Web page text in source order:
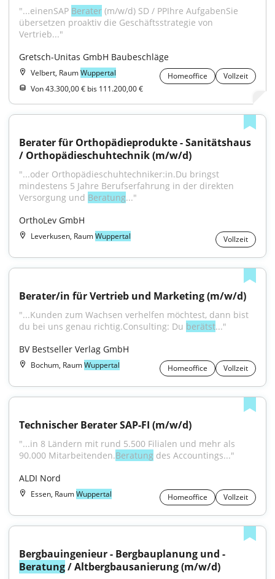
"...einenSAP Berater (m/w/d) SD / PPIhre AufgabenSie
übersetzen proaktiv die Geschäftsstrategie von
Vertrieb..."
Gretsch-Unitas GmbH Baubeschläge
Velbert, RaumWuppertal Homeoffice
Vollzeit
Von 43.300,00 € bis 111.200,00 €
Berater für Orthopädieprodukte - Sanitätshaus
/ Orthopädieschuhtechnik (m/w/d)
"...oder Orthopädieschuhtechniker:in.Du bringst
mindestens 5 Jahre Berufserfahrung in der direkten
Versorgung und Beratung..."
OrthoLev GmbH
Leverkusen, RaumWuppertal Vollzeit
Berater/in für Vertrieb und Marketing (m/w/d)
"...Kunden zum Wachsen verhelfen möchtest, dann bist
du bei uns genau richtig.Consulting: Du berätst..."
BV Bestseller Verlag GmbH
Bochum, RaumWuppertal Homeoffice Vollzeit
Technischer Berater SAP-FI (m/w/d)
"...in 8 Ländern mit rund 5.500 Filialen und mehr als
90.000 Mitarbeitenden.Beratung des Accountings..."
ALDI Nord
Essen, RaumWuppertal Homeoffice Vollzeit
Bergbauingenieur - Bergbauplanung und -
Beratung / Altbergbausanierung (m/w/d)